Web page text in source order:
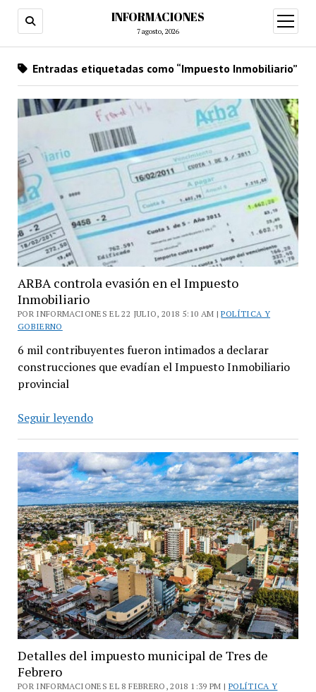
INFORMACIONES
7 agosto, 2026
abrir
menú
Entradas etiquetadas como “Impuesto Inmobiliario”
ARBA controla evasión en el Impuesto
Inmobiliario
POR INFORMACIONES EL 22 JULIO, 2018 5:10 AM |POLÍTICA Y
GOBIERNO
6 mil contribuyentes fueron intimados a declarar
construcciones que evadían el Impuesto Inmobiliario
provincial
Seguir leyendoARBA
evasión
en
el
Impuesto
Inmobiliario
Detalles del impuesto municipal de Tres de
Febrero
POR INFORMACIONES EL 8 FEBRERO, 2018 1:39 PM | POLÍTICA Y